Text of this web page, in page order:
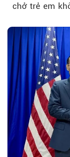
chở trẻ em
với Bộ Công
hiệu lực từ